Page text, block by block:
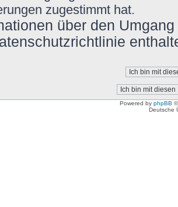
zugestimmt hat.
über den
Powered by phpBB
Deutsche